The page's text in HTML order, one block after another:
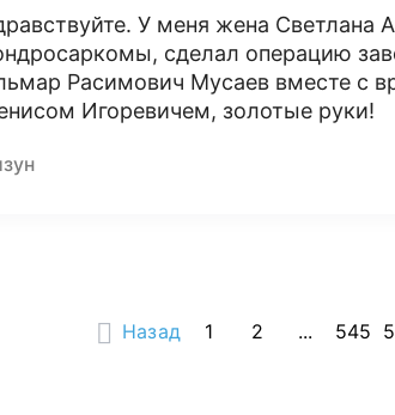
У меня жена Светлана
сделал операцию
Расимович Мусаев вместе с
Игоревичем, золотые руки!
Назад 1 2 ... 545